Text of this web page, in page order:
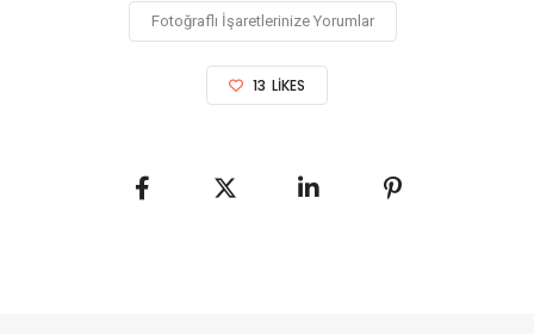
Fotoğraflı İşaretlerinize Yorumlar
13 LIKES